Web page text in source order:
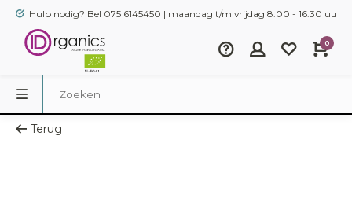
Hulp nodig? Bel 075 6145450 | maandag t/m vrijdag 8.00 - 16.30 uur
0
Terug